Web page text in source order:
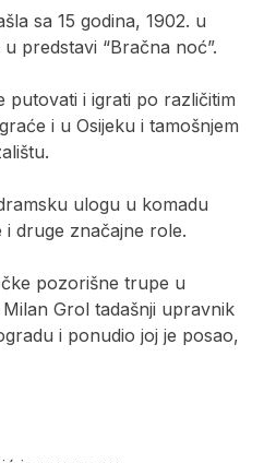
sa 15 godina, 1902. u
predstavi “Bračna noć”.
putovati i igrati po različitim
i u Osijeku i tamošnjem
ulogu u komadu
i druge značajne role.
pozorišne trupe u
Grol tadašnji upravnik
i ponudio joj je posao,